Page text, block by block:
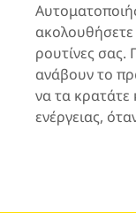
ακολουθήσετε
ρουτίνες
ανάβουν το
να τα κρατάτε
ενέργειας,